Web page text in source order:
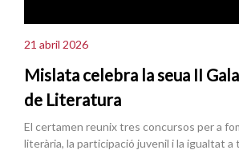
21 abril 2026
Mislata celebra la seua II
de Literatura
El certamen reunix tres concursos per a
literària, la participació juvenil i la igualtat a